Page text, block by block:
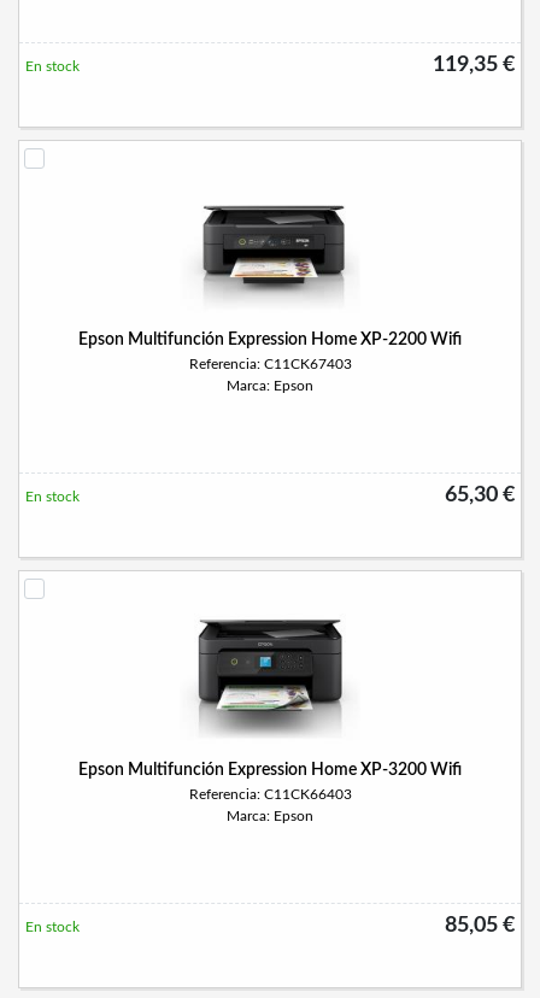
119,35 €
En stock
Epson Multifunción Expression Home XP-2200 Wifi
Referencia: C11CK67403
Marca: Epson
65,30 €
En stock
Epson Multifunción Expression Home XP-3200 Wifi
Referencia: C11CK66403
Marca: Epson
85,05 €
En stock